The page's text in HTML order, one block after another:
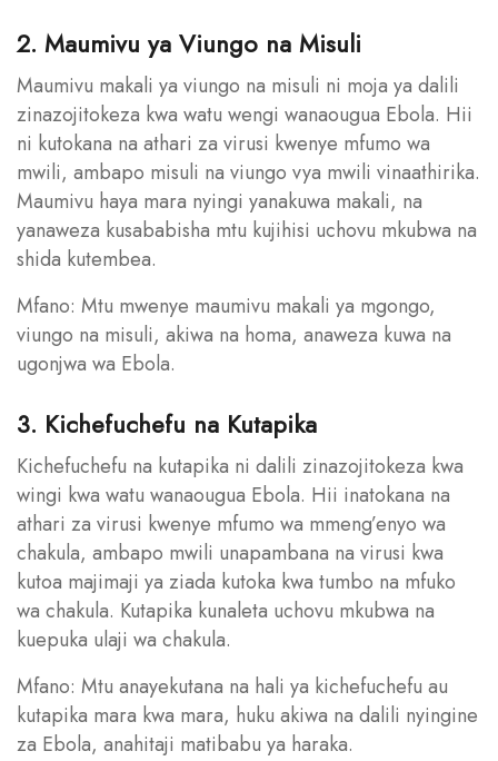
2. Maumivu ya Viungo na Misuli
Maumivu makali ya viungo na misuli ni moja ya dalili
zinazojitokeza kwa watu wengi wanaougua Ebola. Hii
ni kutokana na athari za virusi kwenye mfumo wa
mwili, ambapo misuli na viungo vya mwili vinaathirika.
Maumivu haya mara nyingi yanakuwa makali, na
yanaweza kusababisha mtu kujihisi uchovu mkubwa na
shida kutembea.
Mfano: Mtu mwenye maumivu makali ya mgongo,
viungo na misuli, akiwa na homa, anaweza kuwa na
ugonjwa wa Ebola.
3. Kichefuchefu na Kutapika
Kichefuchefu na kutapika ni dalili zinazojitokeza kwa
wingi kwa watu wanaougua Ebola. Hii inatokana na
athari za virusi kwenye mfumo wa mmeng’enyo wa
chakula, ambapo mwili unapambana na virusi kwa
kutoa majimaji ya ziada kutoka kwa tumbo na mfuko
wa chakula. Kutapika kunaleta uchovu mkubwa na
kuepuka ulaji wa chakula.
Mfano: Mtu anayekutana na hali ya kichefuchefu au
kutapika mara kwa mara, huku akiwa na dalili nyingine
za Ebola, anahitaji matibabu ya haraka.